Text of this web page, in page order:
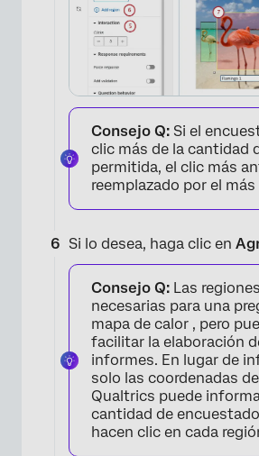
Consejo Q: Si el
clic más de la cantidad
permitida, el clic más
reemplazado por el más
Si lo desea, haga clic en
Consejo Q: Las
necesarias para una
mapa de calor , pero
facilitar la elaboración
informes. En lugar de
solo las coordenadas
Qualtrics puede
cantidad de
hacen clic en cada